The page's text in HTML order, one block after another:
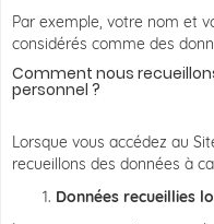
Par exemple, votre nom et
considérés comme des
Comment nous
personnel ?
Lorsque vous accédez au
recueillons des données à
Données recueillies